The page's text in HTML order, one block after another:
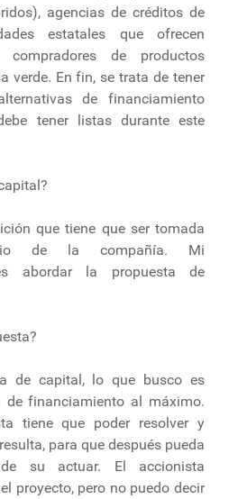
agencias de créditos de
estatales que ofrecen
de productos
verde. En fin, se trata de tener
de financiamiento
tener listas durante este
que tiene que ser tomada
de la compañía. Mi
abordar la propuesta de
de capital, lo que busco es
de financiamiento al máximo.
tiene que poder resolver y
para que después pueda
su actuar. El accionista
proyecto, pero no puedo decir